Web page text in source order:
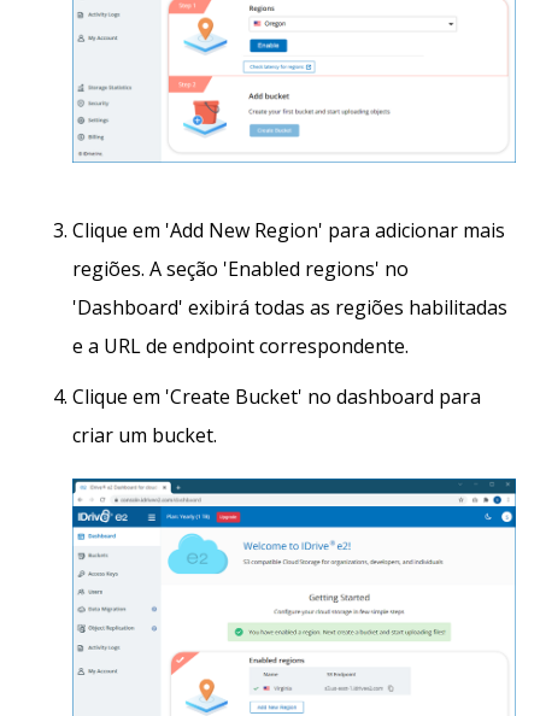
Clique em 'Add New Region' para adicionar mais
regiões. A seção 'Enabled regions' no
'Dashboard' exibirá todas as regiões habilitadas
e a URL de endpoint correspondente.
Clique em 'Create Bucket' no dashboard para
criar um bucket.